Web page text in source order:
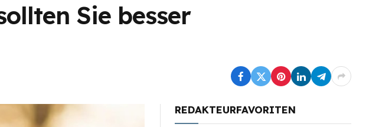
Sie besser
REDAKTEURFAVORITEN